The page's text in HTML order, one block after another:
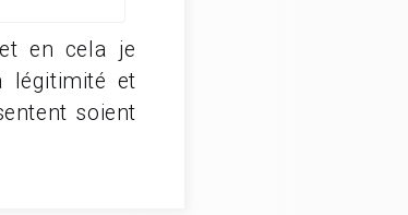
en cela je
légitimité et
soient